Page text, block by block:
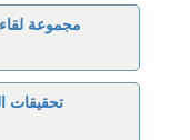
مجموعة
تحقيقات